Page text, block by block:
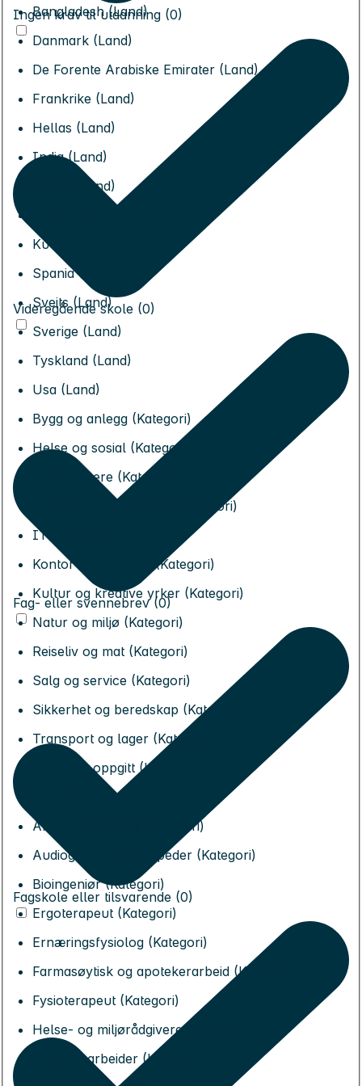
Bangladesh (Land)
Danmark (Land)
De Forente Arabiske Emirater (Land)
Frankrike (Land)
Hellas (Land)
India (Land)
Island (Land)
Kuwait (Land)
Spania (Land)
Sveits (Land)
Sverige (Land)
Tyskland (Land)
Usa (Land)
Bygg og anlegg (Kategori)
Helse og sosial (Kategori)
Håndverkere (Kategori)
Industri og produksjon (Kategori)
IT (Kategori)
Kontor og økonomi (Kategori)
Kultur og kreative yrker (Kategori)
Natur og miljø (Kategori)
Reiseliv og mat (Kategori)
Salg og service (Kategori)
Sikkerhet og beredskap (Kategori)
Transport og lager (Kategori)
Yrke ikke oppgitt (Kategori)
Utdanning (Kategori)
Andre helseyrker (Kategori)
Audiografer og logopeder (Kategori)
Bioingeniør (Kategori)
Ergoterapeut (Kategori)
Ernæringsfysiolog (Kategori)
Farmasøytisk og apotekerarbeid (Kategori)
Fysioterapeut (Kategori)
Helse- og miljørådgivere (Kategori)
Helsefagarbeider (Kategori)
Ingen krav til utdanning (0)
Videregående skole (0)
Fag- eller svennebrev (0)
Fagskole eller tilsvarende (0)